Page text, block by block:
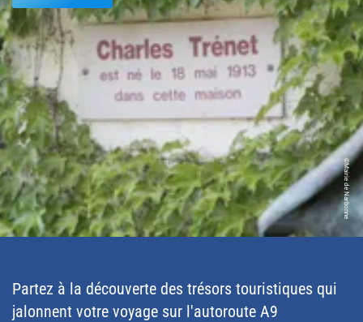
©Mairie de Narbonne
Partez à la découverte des trésors touristiques qui
jalonnent votre voyage sur l'autoroute A9